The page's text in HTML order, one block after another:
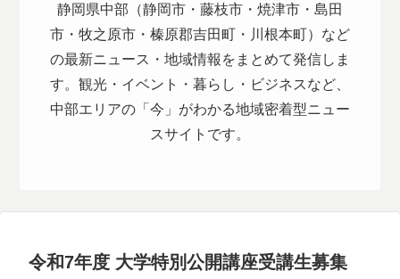
静岡県中部（静岡市・藤枝市・焼津市・島田
市・牧之原市・榛原郡吉田町・川根本町）など
の最新ニュース・地域情報をまとめて発信しま
す。観光・イベント・暮らし・ビジネスなど、
中部エリアの「今」がわかる地域密着型ニュー
スサイトです。
令和7年度 大学特別公開講座受講生募集